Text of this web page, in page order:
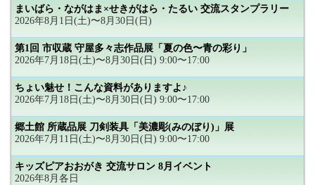
まいばら・ながはま×せきがはら・たるい 交流スタンプラリー
2026年8月1日(土)〜8月30日(日)
第1回 市収蔵 守屋多々志作品展「夏の色〜青の彩り」
2026年7月18日(土)〜8月30日(日) 9:00〜17:00
ちょい魅せ！こんな資料がありますよ♪
2026年7月18日(土)〜8月30日(日) 9:00〜17:00
郷土館 所蔵品展 刀剣装具「美濃彫(みのぼり)」展
2026年7月11日(土)〜8月30日(日) 9:00〜17:00
キッズピアおおがき 交流サロン 8月イベント
2026年8月各日